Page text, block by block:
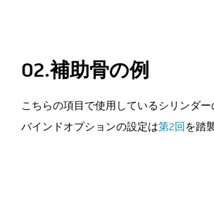
02.補助骨の例
こちらの項目で使用しているシリンダー
バインドオプションの設定は第2回を踏